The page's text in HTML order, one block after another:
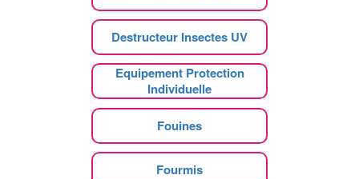
Destructeur Insectes UV
Equipement Protection
Individuelle
Fouines
Fourmis